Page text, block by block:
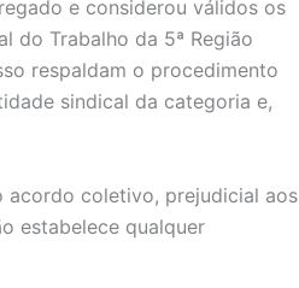
e considerou válidos os
do Trabalho da 5ª Região
respaldam o procedimento
sindical da categoria e,
acordo coletivo, prejudicial aos
estabelece qualquer